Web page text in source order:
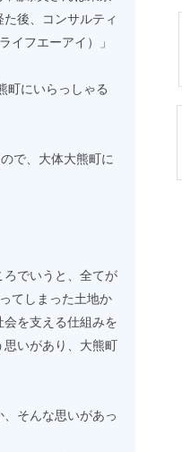
後、コンサルティ
イフエーアイ）」
町にいらっしゃる
で、大体大熊町に
ろでいうと、全てが
てしまった土地か
を支える仕組みを
いがあり、大熊町
そんな思いがあっ